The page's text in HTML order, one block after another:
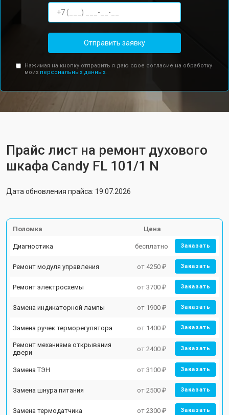
Отправить заявку
Нажимая на кнопку отправить я даю свое согласие на обработку
моих персональных данных.
Прайс лист на ремонт духового
шкафа Candy FL 101/1 N
Дата обновления прайса: 19.07.2026
Поломка Цена
Диагностика бесплатно Заказать
Ремонт модуля управления от 4250 ₽ Заказать
Ремонт электросхемы от 3700 ₽ Заказать
Замена индикаторной лампы от 1900 ₽ Заказать
Замена ручек терморегулятора от 1400 ₽ Заказать
Ремонт механизма открывания
двери
от 2400 ₽ Заказать
Замена ТЭН от 3100 ₽ Заказать
Замена шнура питания от 2500 ₽ Заказать
Замена термодатчика от 2300 ₽ Заказать